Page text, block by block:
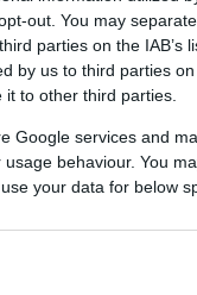
out. You may
parties on the IAB’s
by us to third parties
to other third parties.
Google services and
behaviour. You
your data for below
jövőjét - egy
mobilitás